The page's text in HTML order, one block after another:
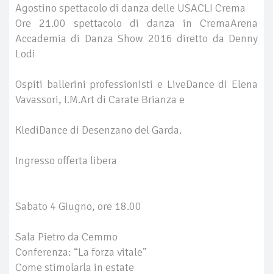
Agostino spettacolo di danza delle USACLI Crema
Ore 21.00 spettacolo di danza in CremaArena
Accademia di Danza Show 2016 diretto da Denny
Lodi
Ospiti ballerini professionisti e LiveDance di Elena
Vavassori, I.M.Art di Carate Brianza e
KlediDance di Desenzano del Garda.
Ingresso offerta libera
Sabato 4 Giugno, ore 18.00
Sala Pietro da Cemmo
Conferenza: “La forza vitale”
Come stimolarla in estate